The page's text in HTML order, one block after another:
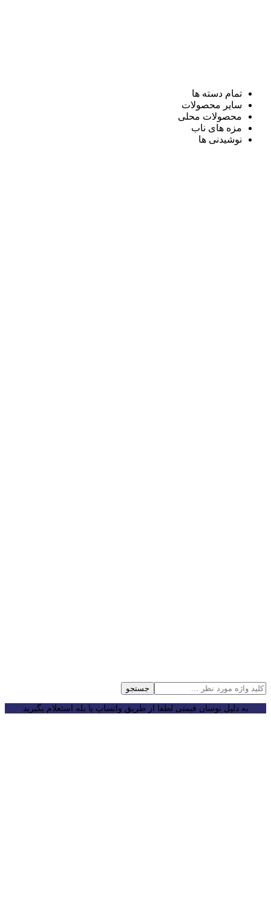
تمام دسته ها
سایر محصولات
محصولات محلی
مزه های ناب
نوشیدنی ها
جستجو
به دلیل نوسان قیمتی لطفا از طریق واتساپ یا بله استعلام بگیرید